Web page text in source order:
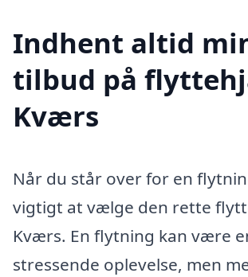
Indhent altid
tilbud på
Kværs
Når du står over for en
vigtigt at vælge den rette
Kværs. En flytning kan være
stressende oplevelse, men